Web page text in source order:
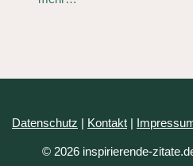
Datenschutz | Kontakt |
© 2026 inspirierende-